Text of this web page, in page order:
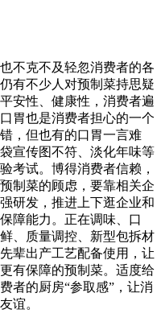
克不及轻忽消费者的各
有不少人对预制菜持思疑
安性、健康性，消费者遍
胃也是消费者担心的一个
，但也有的口胃一言难
宣传图不符、淡化年味等
考试。博得消费者信赖，
制菜的顾虑，要靠相关企
研发，推进上下逛企业和
障能力。正在调味、口
、质量调控、新型包拆材
辈出产工艺配备使用，让
有保障的预制菜。适度给
者的厨房“参取感”，让消
谊。